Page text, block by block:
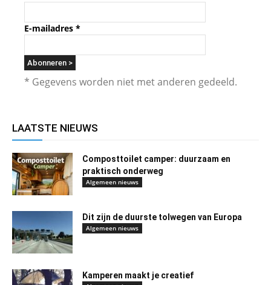
E-mailadres *
* Gegevens worden niet met anderen gedeeld.
LAATSTE NIEUWS
Composttoilet camper: duurzaam en
praktisch onderweg
Algemeen nieuws
Dit zijn de duurste tolwegen van Europa
Algemeen nieuws
Kamperen maakt je creatief